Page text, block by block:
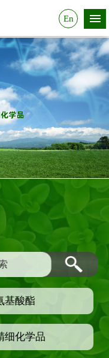
En
基酸酯
细化学品